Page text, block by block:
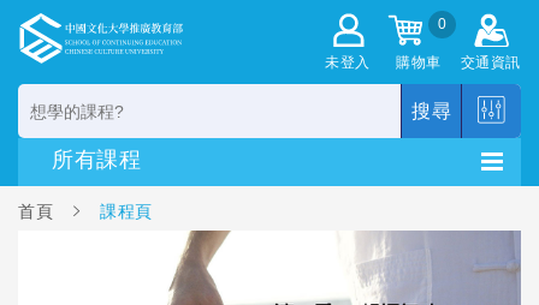
未登入
0
購物車 交通資訊
搜尋
首頁 課程頁